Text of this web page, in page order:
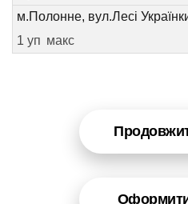
м.Полонне, вул.Лесі
1 уп макс